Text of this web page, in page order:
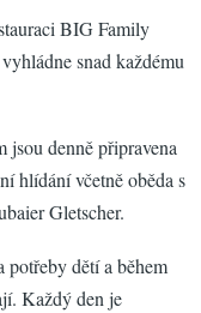
BIG Family
snad každému
jsou denně připravena
hlídání včetně oběda s
Gletscher.
potřeby dětí a během
Každý den je